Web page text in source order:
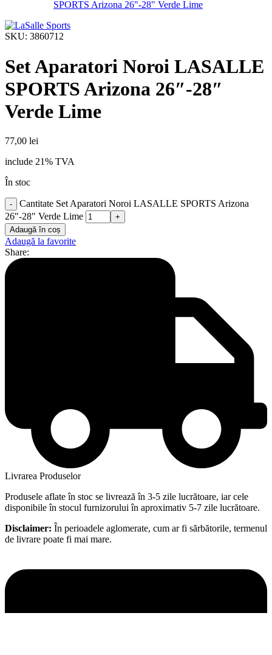
SKU: 3860712
Set Aparatori Noroi LASALLE
SPORTS Arizona 26″-28″
Verde Lime
77,00 lei
include 21% TVA
În stoc
Cantitate Set Aparatori Noroi LASALLE SPORTS Arizona
26"-28" Verde Lime
Adaugă în coș
Adaugă la favorite
Share:
Livrarea Produselor
Produsele aflate în stoc se livrează în 3-5 zile lucrătoare, iar cele
disponibile în stocul furnizorului în aproximativ 5-7 zile lucrătoare.
Disclaimer: În perioadele aglomerate, cum ar fi sărbătorile, termenul
de livrare poate fi mai mare.